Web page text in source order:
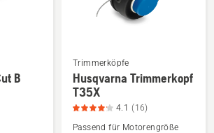
B
Mehr
Details
zu
Husqvarna
Trimmerköpfe
Husqvarna Trimmerkopf
T35X
4.1 (16)
Passend für Motorengröße